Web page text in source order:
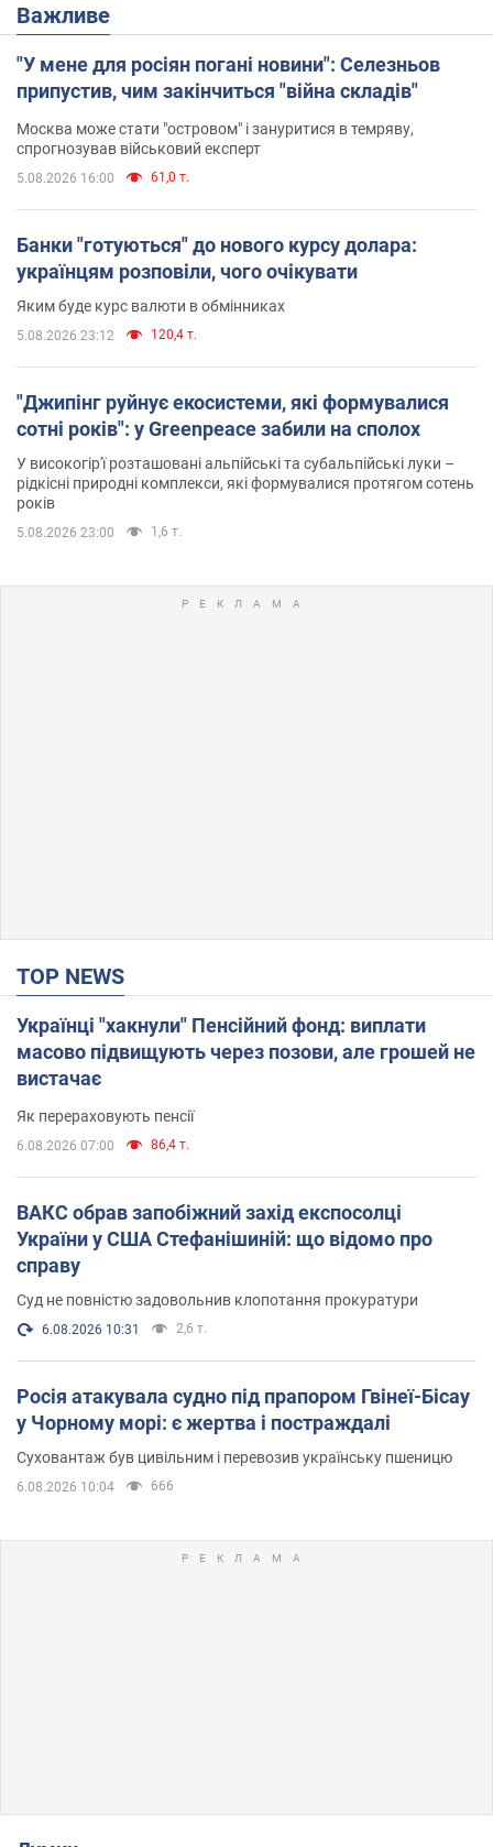
Важливе
"У мене для росіян погані новини": Селезньов
припустив, чим закінчиться "війна складів"
Москва може стати "островом" і зануритися в темряву,
спрогнозував військовий експерт
5.08.2026 16:00 61,0 т.
Банки "готуються" до нового курсу долара:
українцям розповіли, чого очікувати
Яким буде курс валюти в обмінниках
5.08.2026 23:12 120,4 т.
"Джипінг руйнує екосистеми, які формувалися
сотні років": у Greenpeace забили на сполох
У високогір'ї розташовані альпійські та субальпійські луки –
рідкісні природні комплекси, які формувалися протягом сотень
років
5.08.2026 23:00 1,6 т.
TOP NEWS
Українці "хакнули" Пенсійний фонд: виплати
масово підвищують через позови, але грошей не
вистачає
Як перераховують пенсії
6.08.2026 07:00 86,4 т.
ВАКС обрав запобіжний захід експосолці
України у США Стефанішиній: що відомо про
справу
Суд не повністю задовольнив клопотання прокуратури
6.08.2026 10:31 2,6 т.
Росія атакувала судно під прапором Гвінеї-Бісау
у Чорному морі: є жертва і постраждалі
Суховантаж був цивільним і перевозив українську пшеницю
6.08.2026 10:04 666